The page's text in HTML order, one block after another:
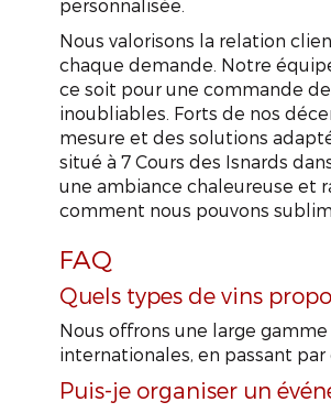
personnalisée.
Nous valorisons la relation
chaque demande. Notre
ce soit pour une commande
inoubliables. Forts de nos
mesure et des solutions
situé à 7 Cours des Isnards
une ambiance chaleureuse et
comment nous pouvons
FAQ
Quels types de vins
Nous offrons une large
internationales, en passant par
Puis-je organiser un